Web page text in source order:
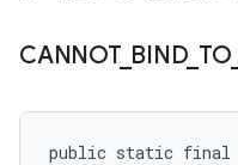
CANNOT_ BIND_ TO
public static final